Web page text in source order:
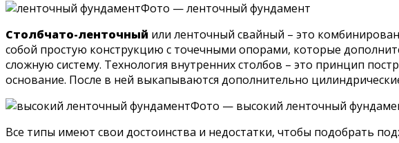
Фото — ленточный фундамент
Столбчато-ленточный или ленточный свайный – это
собой простую конструкцию с точечными опорами, которые
сложную систему. Технология внутренних столбов – это принцип
основание. После в ней выкапываются дополнительно
Фото — высокий ленточный
Все типы имеют свои достоинства и недостатки, чтобы подобрать